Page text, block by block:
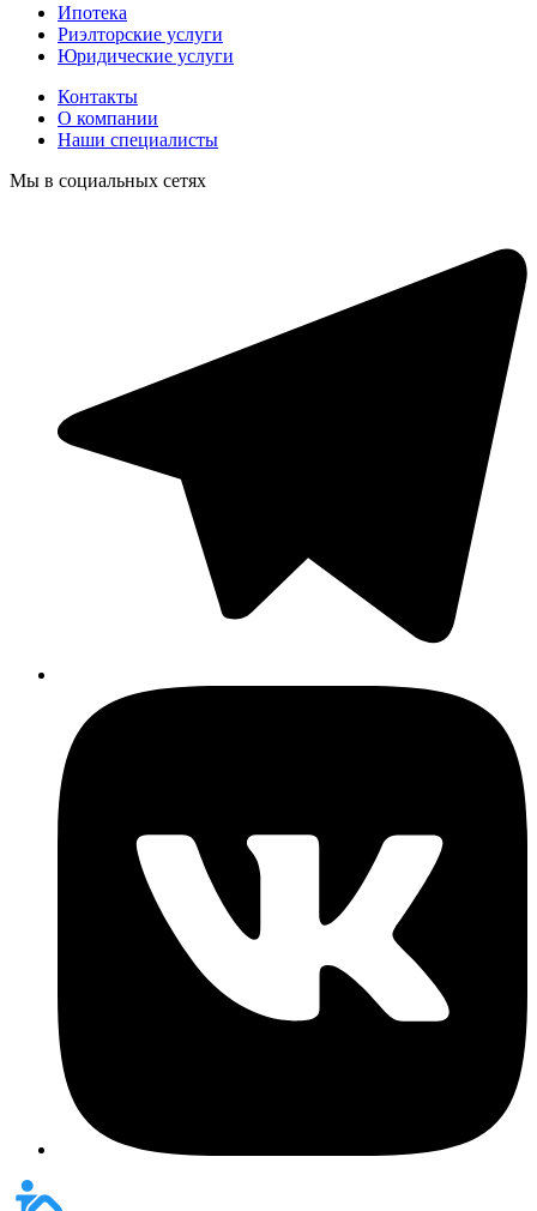
Ипотека
Риэлторские услуги
Юридические услуги
Контакты
О компании
Наши специалисты
Мы в социальных сетях